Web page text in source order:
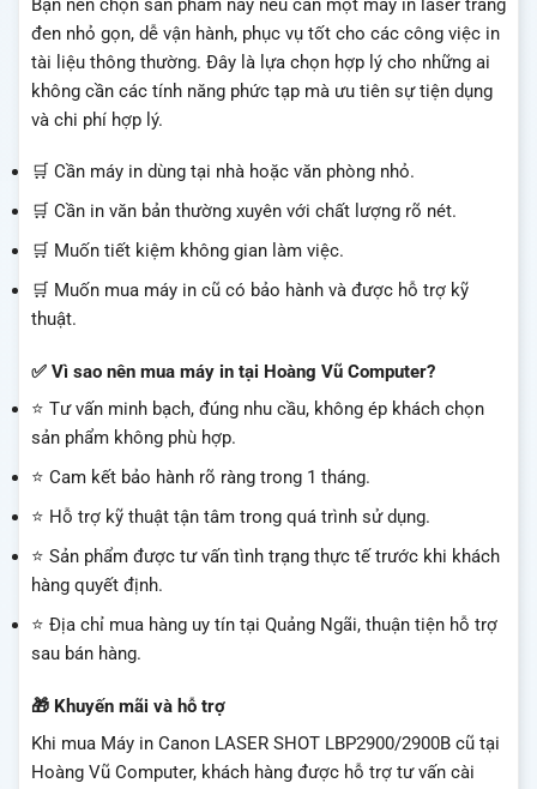
Bạn nên chọn sản phẩm này nếu cần một máy in laser trắng
đen nhỏ gọn, dễ vận hành, phục vụ tốt cho các công việc in
tài liệu thông thường. Đây là lựa chọn hợp lý cho những ai
không cần các tính năng phức tạp mà ưu tiên sự tiện dụng
và chi phí hợp lý.
🛒 Cần máy in dùng tại nhà hoặc văn phòng nhỏ.
🛒 Cần in văn bản thường xuyên với chất lượng rõ nét.
🛒 Muốn tiết kiệm không gian làm việc.
🛒 Muốn mua máy in cũ có bảo hành và được hỗ trợ kỹ
thuật.
✅ Vì sao nên mua máy in tại Hoàng Vũ Computer?
⭐ Tư vấn minh bạch, đúng nhu cầu, không ép khách chọn
sản phẩm không phù hợp.
⭐ Cam kết bảo hành rõ ràng trong 1 tháng.
⭐ Hỗ trợ kỹ thuật tận tâm trong quá trình sử dụng.
⭐ Sản phẩm được tư vấn tình trạng thực tế trước khi khách
hàng quyết định.
⭐ Địa chỉ mua hàng uy tín tại Quảng Ngãi, thuận tiện hỗ trợ
sau bán hàng.
🎁 Khuyến mãi và hỗ trợ
Khi mua Máy in Canon LASER SHOT LBP2900/2900B cũ tại
Hoàng Vũ Computer, khách hàng được hỗ trợ tư vấn cài